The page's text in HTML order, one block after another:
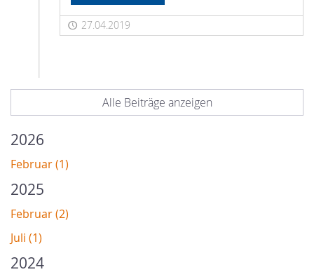
27.04.2019
Alle Beiträge anzeigen
2026
Februar (1)
2025
Februar (2)
Juli (1)
2024